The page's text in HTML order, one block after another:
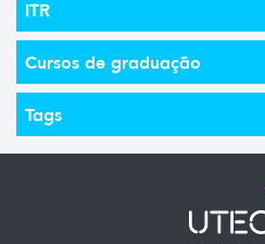
ITR
Cursos de graduação
Tags